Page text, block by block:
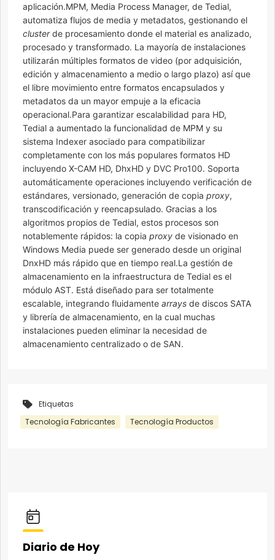
aplicación.MPM, Media Process Manager, de Tedial,
automatiza flujos de media y metadatos, gestionando el
clusterde procesamiento donde el material es analizado,
procesado y transformado. La mayoría de instalaciones
utilizarán múltiples formatos de video (por adquisición,
edición y almacenamiento a medio o largo plazo) así que
el libre movimiento entre formatos encapsulados y
metadatos da un mayor empuje a la eficacia
operacional.Para garantizar escalabilidad para HD,
Tedial a aumentado la funcionalidad de MPM y su
sistema Indexer asociado para compatibilizar
completamente con los más populares formatos HD
incluyendo X-CAM HD, DhxHD y DVC Pro100. Soporta
automáticamente operaciones incluyendo verificación de
estándares, versionado, generación de copia proxy,
transcodificación y reencapsulado. Gracias a los
algoritmos propios de Tedial, estos procesos son
notablemente rápidos: la copia proxy de visionado en
Windows Media puede ser generado desde un original
DnxHD más rápido que en tiempo real.La gestión de
almacenamiento en la infraestructura de Tedial es el
módulo AST. Está diseñado para ser totalmente
escalable, integrando fluidamente arrays de discos SATA
y librería de almacenamiento, en la cual muchas
instalaciones pueden eliminar la necesidad de
almacenamiento centralizado o de SAN.
Etiquetas
Tecnología Fabricantes
Tecnología Productos
Diario de Hoy